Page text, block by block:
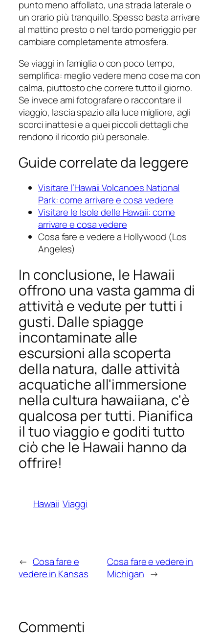
punto meno affollato, una strada laterale o
un orario più tranquillo. Spesso basta arrivare
al mattino presto o nel tardo pomeriggio per
cambiare completamente atmosfera.
Se viaggi in famiglia o con poco tempo,
semplifica: meglio vedere meno cose ma con
calma, piuttosto che correre tutto il giorno.
Se invece ami fotografare o raccontare il
viaggio, lascia spazio alla luce migliore, agli
scorci inattesi e a quei piccoli dettagli che
rendono il ricordo più personale.
Guide correlate da leggere
Visitare l’Hawaii Volcanoes National
Park: come arrivare e cosa vedere
Visitare le Isole delle Hawaii: come
arrivare e cosa vedere
Cosa fare e vedere a Hollywood (Los
Angeles)
In conclusione, le Hawaii
offrono una vasta gamma di
attività e vedute per tutti i
gusti. Dalle spiagge
incontaminate alle
escursioni alla scoperta
della natura, dalle attività
acquatiche all'immersione
nella cultura hawaiiana, c'è
qualcosa per tutti. Pianifica
il tuo viaggio e goditi tutto
ciò che le Hawaii hanno da
offrire!
Hawaii Viaggi
← Cosa fare e
vedere in Kansas
Cosa fare e vedere in
Michigan →
Commenti